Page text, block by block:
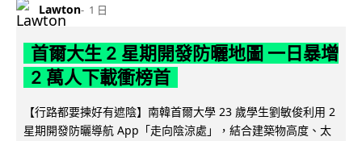
Lawton 1 日
首爾大生 2 星期開發防曬地圖 一日暴增
2 萬人下載衝榜首
【行路都要揀好有遮陰】南韓首爾大學 23 歲學生劉敏俊利用 2
星期開發防曬導航 App「走向陰涼處」，結合建築物高度、太